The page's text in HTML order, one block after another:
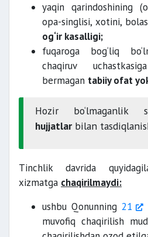
yaqin qarindoshining
opa-singlisi, xotini,
og‘ir kasalligi;
fuqaroga bog‘liq
chaqiruv
bermagan tabiiy ofat
Hozir bo‘lmaganlik
hujjatlarbilan
Tinchlik davrida
xizmatga chaqirilmaydi:
ushbu Qonunning 21
muvofiq chaqirilish